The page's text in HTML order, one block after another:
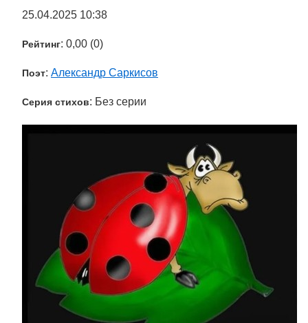
25.04.2025 10:38
Рейтинг: 0,00 (0)
Поэт: Александр Саркисов
Серия стихов: Без серии